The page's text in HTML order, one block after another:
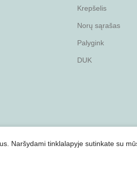
Krepšelis
Norų sąrašas
Palygink
DUK
Naršydami tinklalapyje sutinkate su